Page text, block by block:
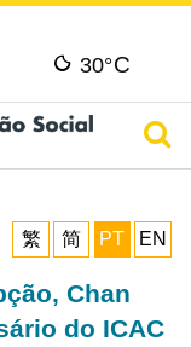
30°C
繁
简 PT EN
Chan
do ICAC